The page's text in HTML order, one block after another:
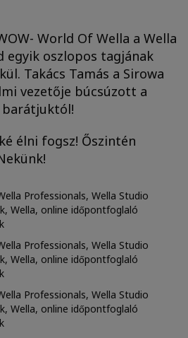
World Of Wella a Wella
egyik oszlopos tagjának
Takács Tamás a Sirowa
vezetője búcsúzott a
barátjuktól!
élni fogsz! Őszintén